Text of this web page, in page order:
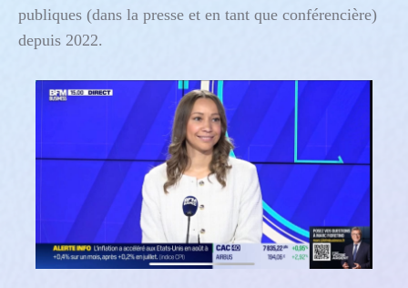
publiques (dans la presse et en tant que conférencière)
depuis 2022.